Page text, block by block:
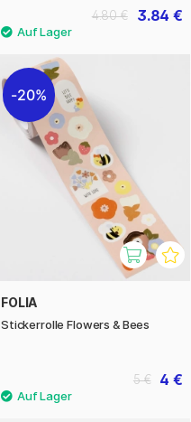
3.84 €
4.80 €
20%
FOLIA
Stickerrolle Flowers & Bees
4 €
5 €